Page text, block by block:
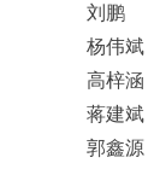
刘鹏
杨伟斌
高梓涵
蒋建斌
郭鑫源